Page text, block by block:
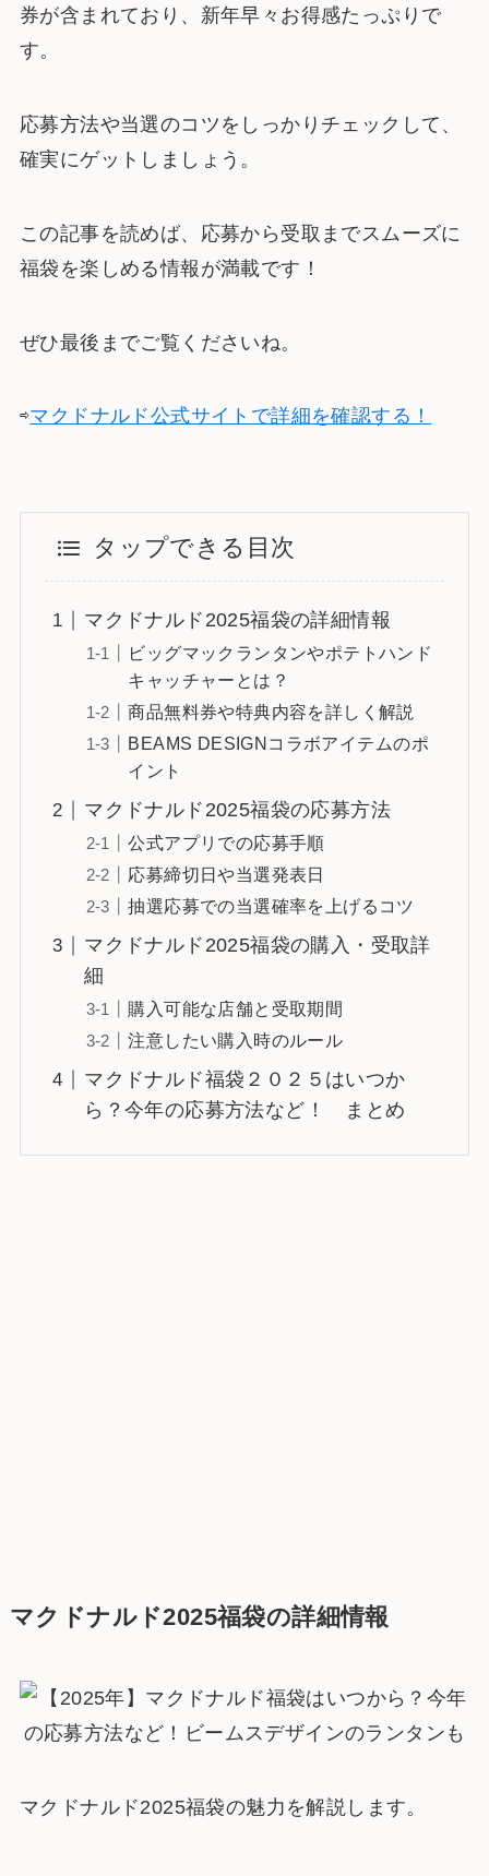
券が含まれており、新年早々お得感たっぷりで
す。
応募方法や当選のコツをしっかりチェックして、
確実にゲットしましょう。
この記事を読めば、応募から受取までスムーズに
福袋を楽しめる情報が満載です！
ぜひ最後までご覧くださいね。
⇨マクドナルド公式サイトで詳細を確認する！
タップできる目次
マクドナルド2025福袋の詳細情報
ビッグマックランタンやポテトハンド
キャッチャーとは？
商品無料券や特典内容を詳しく解説
BEAMS DESIGNコラボアイテムのポ
イント
マクドナルド2025福袋の応募方法
公式アプリでの応募手順
応募締切日や当選発表日
抽選応募での当選確率を上げるコツ
マクドナルド2025福袋の購入・受取詳
細
購入可能な店舗と受取期間
注意したい購入時のルール
マクドナルド福袋２０２５はいつか
ら？今年の応募方法など！ まとめ
マクドナルド2025福袋の詳細情報
マクドナルド2025福袋の魅力を解説します。